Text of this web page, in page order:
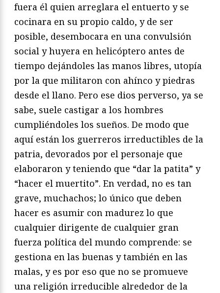
fuera él quien arreglara el entuerto y se
cocinara en su propio caldo, y de ser
posible, desembocara en una convulsión
social y huyera en helicóptero antes de
tiempo dejándoles las manos libres, utopía
por la que militaron con ahínco y piedras
desde el llano. Pero ese dios perverso, ya se
sabe, suele castigar a los hombres
cumpliéndoles los sueños. De modo que
aquí están los guerreros irreductibles de la
patria, devorados por el personaje que
elaboraron y teniendo que “dar la patita” y
“hacer el muertito”. En verdad, no es tan
grave, muchachos; lo único que deben
hacer es asumir con madurez lo que
cualquier dirigente de cualquier gran
fuerza política del mundo comprende: se
gestiona en las buenas y también en las
malas, y es por eso que no se promueve
una religión irreducible alrededor de la